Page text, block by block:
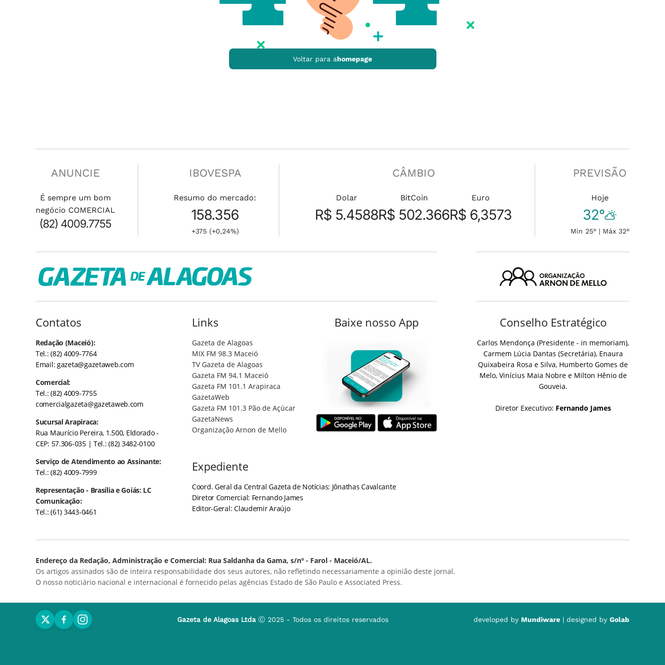
Voltar para ahomepage
ANUNCIE
É sempre um bom
negócio COMERCIAL
(82) 4009.7755
IBOVESPA
Resumo do mercado:
158.356
+375 (+0,24%)
CÂMBIO
Dolar
R$ 5.4588
BitCoin
R$ 502.366
Euro
R$ 6,3573
PREVISÃO
Hoje
32°
Min 25° | Máx 32°
Contatos
Redação (Maceió):
Tel.: (82) 4009-7764
Email:gazeta@gazetaweb.com
Comercial:
Tel.: (82) 4009-7755
comercialgazeta@gazetaweb.com
Sucursal Arapiraca:
Rua Maurício Pereira, 1.500, Eldorado -
CEP: 57.306-035 | Tel.: (82) 3482-0100
Serviço de Atendimento ao Assinante:
Tel.: (82) 4009-7999
Representação - Brasília e Goiás: LC
Comunicação:
Tel.: (61) 3443-0461
Links
Gazeta de Alagoas
MIX FM 98.3 Maceió
TV Gazeta de Alagoas
Gazeta FM 94.1 Maceió
Gazeta FM 101.1 Arapiraca
GazetaWeb
Gazeta FM 101.3 Pão de Açúcar
GazetaNews
Organização Arnon de Mello
Expediente
Coord. Geral da Central Gazeta de Notícias: Jônathas Cavalcante
Diretor Comercial: Fernando James
Editor-Geral: Claudemir Araújo
Baixe nosso App Conselho Estratégico
Carlos Mendonça (Presidente - in memoriam),
Carmem Lúcia Dantas (Secretária), Enaura
Quixabeira Rosa e Silva, Humberto Gomes de
Melo, Vinícius Maia Nobre e Milton Hênio de
Gouveia.
Diretor Executivo: Fernando James
Endereço da Redação, Administração e Comercial: Rua Saldanha da Gama, s/nº - Farol - Maceió/AL.
Os artigos assinados são de inteira responsabilidade dos seus autores, não refletindo necessariamente a opinião deste jornal.
O nosso noticiário nacional e internacional é fornecido pelas agências Estado de São Paulo e Associated Press.
Gazeta de Alagoas Ltda Ⓒ 2025 - Todos os direitos reservados developed by Mundiware | designed by Golab